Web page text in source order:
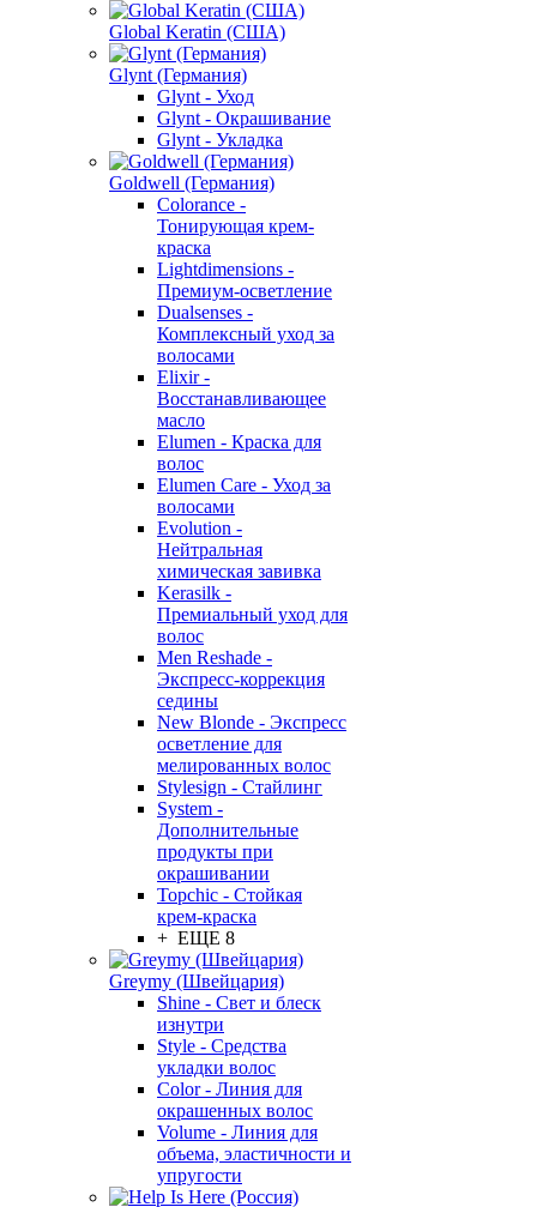
Global Keratin (США)
Glynt (Германия)
Glynt - Уход
Glynt - Окрашивание
Glynt - Укладка
Goldwell (Германия)
Colorance -
Тонирующая крем-
краска
Lightdimensions -
Премиум-осветление
Dualsenses -
Комплексный уход за
волосами
Elixir -
Восстанавливающее
масло
Elumen - Краска для
волос
Elumen Care - Уход за
волосами
Evolution -
Нейтральная
химическая завивка
Kerasilk -
Премиальный уход для
волос
Men Reshade -
Экспресс-коррекция
седины
New Blonde - Экспресс
осветление для
мелированных волос
Stylesign - Стайлинг
System -
Дополнительные
продукты при
окрашивании
Topchic - Стойкая
крем-краска
+ ЕЩЕ 8
Greymy (Швейцария)
Shine - Свет и блеск
изнутри
Style - Средства
укладки волос
Color - Линия для
окрашенных волос
Volume - Линия для
объема, эластичности и
упругости